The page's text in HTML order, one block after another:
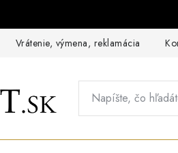
Vrátenie, výmena, reklamácia